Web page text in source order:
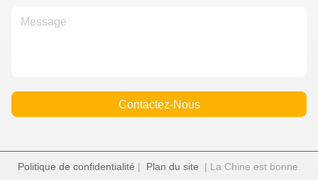
Contactez-Nous
Politique de confidentialité | Plan du site | La Chine est bonne.